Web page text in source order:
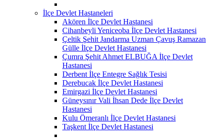
İlçe Devlet Hastaneleri
Akören İlçe Devlet Hastanesi
Cihanbeyli Yeniceoba İlçe Devlet Hastanesi
Çeltik Şehit Jandarma Uzman Çavuş Ramazan
Gülle İlçe Devlet Hastanesi
Çumra Şehit Ahmet ELBUĞA İlçe Devlet
Hastanesi
Derbent İlçe Entegre Sağlık Tesisi
Derebucak İlçe Devlet Hastanesi
Emirgazi İlçe Devlet Hastanesi
Güneysınır Vali İhsan Dede İlçe Devlet
Hastanesi
Kulu Ömeranlı İlçe Devlet Hastanesi
Taşkent İlçe Devlet Hastanesi